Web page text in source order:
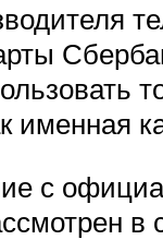
именная
с
в